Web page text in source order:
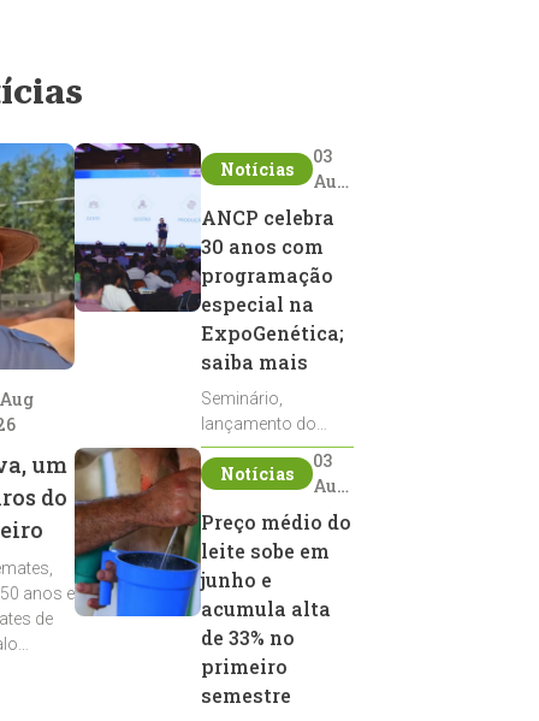
um
do
anos e
de
Notícias
03
Aug
ANCP celebra
30 anos com
programação
especial na
ExpoGenética;
saiba mais
Seminário,
lançamento do
Sumário de Touros,
debates, podcast,
reprodutores e
homenagens
integram a
programação da
entidade durante a
ExpoGenética 2026
Notícias
03
Aug
2026
Preço médio do
leite sobe em
junho e
acumula alta
de 33% no
primeiro
semestre